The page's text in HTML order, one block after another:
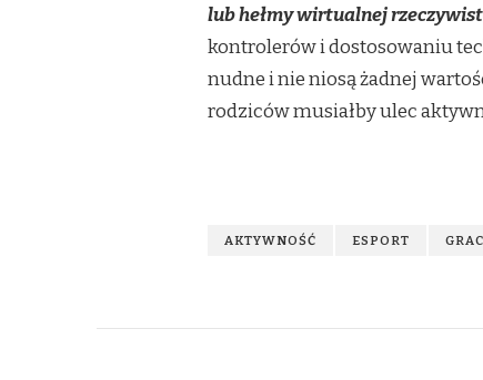
lub hełmy wirtualnej
kontrolerów i dostosowaniu
nudne i nie niosą żadnej
rodziców musiałby ulec
AKTYWNOŚĆ ESPORT